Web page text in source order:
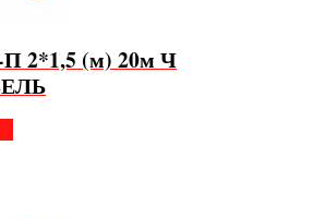
2*1,5 (м) 20м Ч